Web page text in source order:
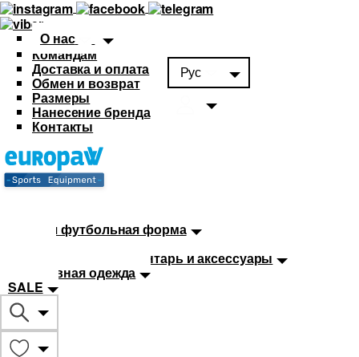
О нас
Командам
Доставка и оплата
Обмен и возврат
Размеры
Нанесение бренда
Контакты
Рус
Детская футбольная форма
Тренировочный инвентарь и аксессуары
Спортивная одежда
SALE